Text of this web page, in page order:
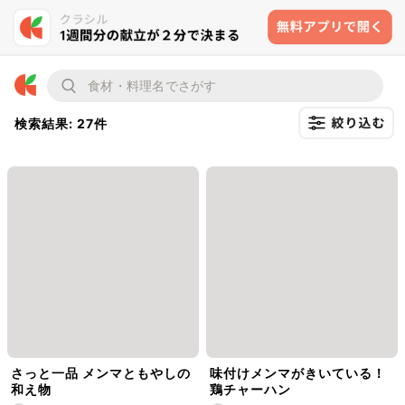
検索結果: 27件
さっと一品 メンマともやしの
和え物
味付けメンマがきいている！
鶏チャーハン